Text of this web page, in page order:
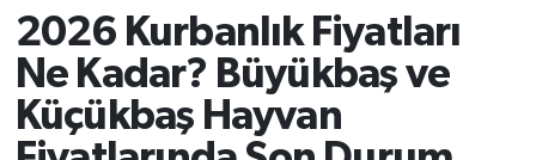
2026 Kurbanlık Fiyatları
Ne Kadar? Büyükbaş ve
Küçükbaş Hayvan